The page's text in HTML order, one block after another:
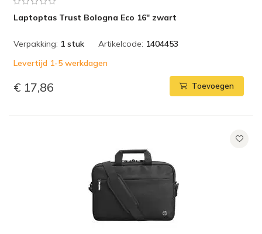
Laptoptas Trust Bologna Eco 16" zwart
Verpakking: 1 stuk Artikelcode: 1404453
Levertijd 1-5 werkdagen
€ 17,86 Toevoegen